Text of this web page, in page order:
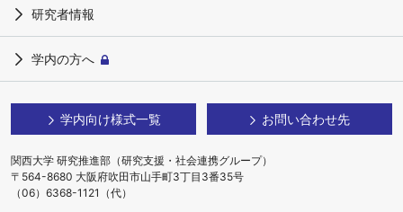
研究者情報
学内の方へ
学内向け様式一覧 お問い合わせ先
関西大学 研究推進部（研究支援・社会連携グループ）
〒564-8680 大阪府吹田市山手町3丁目3番35号
（06）6368-1121（代）